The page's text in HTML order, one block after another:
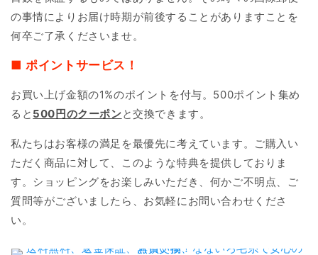
の事情によりお届け時期が前後することがありますことを
何卒ご了承くださいませ。
■ ポイントサービス！
お買い上げ金額の1%のポイントを付与。500ポイント集め
ると 500円のクーポンと交換できます。
私たちはお客様の満足を最優先に考えています。ご購入い
ただく商品に対して、このような特典を提供しておりま
す。ショッピングをお楽しみいただき、何かご不明点、ご
質問等がございましたら、お気軽にお問い合わせくださ
い。